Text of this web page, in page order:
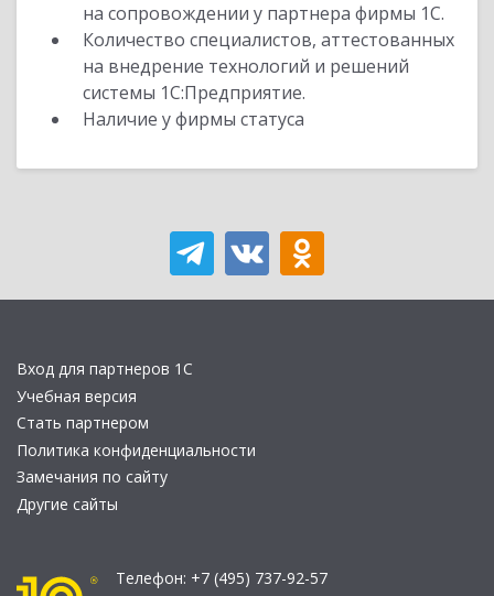
на сопровождении у партнера фирмы 1С.
Количество специалистов, аттестованных
на внедрение технологий и решений
системы 1С:Предприятие.
Наличие у фирмы статуса
Вход для партнеров 1С
Учебная версия
Стать партнером
Политика конфиденциальности
Замечания по сайту
Другие сайты
Телефон: +7 (495) 737-92-57